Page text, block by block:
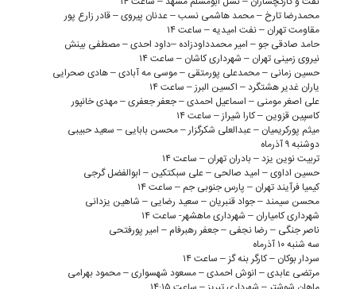
محمدرضا تارخ – محمد هاشمی نسب – عدنان پیروی – قادر زارع پور
مقاومت تهران – نفت امیدیه – ساعت ۱۴
حامد صادقی جو – امیر محمدداودزاده –داود احدی – مصطفی بینش
نیروی زمینی تهران – شهرداری کاشان – ساعت ۱۴
حسین زمانی – محمدعلی پورمتقی – موسی مه آبادی – هادی صحرایی
یاران غدیر هشتگرد – اکسین البرز – ساعت ۱۴
علی اصغر مومنی – اسماعیل احمدی – جعفر جعفری – مهدی خانپور
کاسپین قزوین – کارا شیراز – ساعت ۱۴
میثم پورکریمیان – عبدالعلی شکرگزار – محسن بابایی – سعید حبیبی
دوشنبه ۹ آذرماه
تربیت نوین یزد – بادران تهران – ساعت ۱۴
حسین اداوی – امید صالحی – علی سبکتکین – ابوالفضل گرجی
کیمیا فرآیند تهران – پارس جنوبی جم – ساعت ۱۴
محسن سیمند – جواد قنبریان – سعید رضایی – شاهین یزدانی
شهرداری کامیاران – شهرداری ماهشهر- ساعت ۱۴
ناصر جنگی – رضا نجفی – جعفر رهبرفام – امیر پورفتحی
سه شنبه ۱۰ آذرماه
سردار بوکان – کارگر بنه گز – ساعت ۱۴
مرتضی عابدی – انوش احمدی – مسعود شهسواری – محمود بهرامی